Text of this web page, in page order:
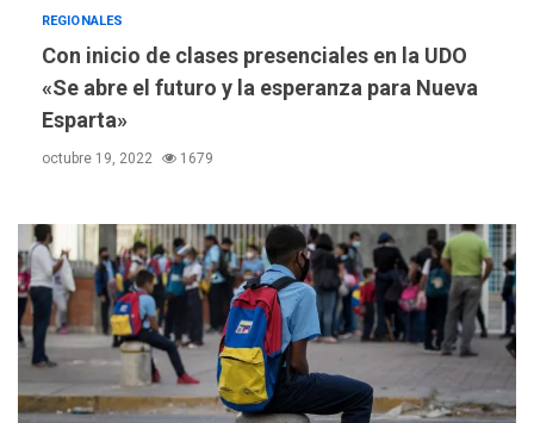
REGIONALES
Con inicio de clases presenciales en la UDO
«Se abre el futuro y la esperanza para Nueva
Esparta»
octubre 19, 2022 1679